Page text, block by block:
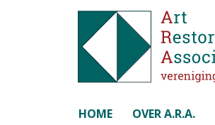
HOME OVER A.R.A.
Selecteer de taal